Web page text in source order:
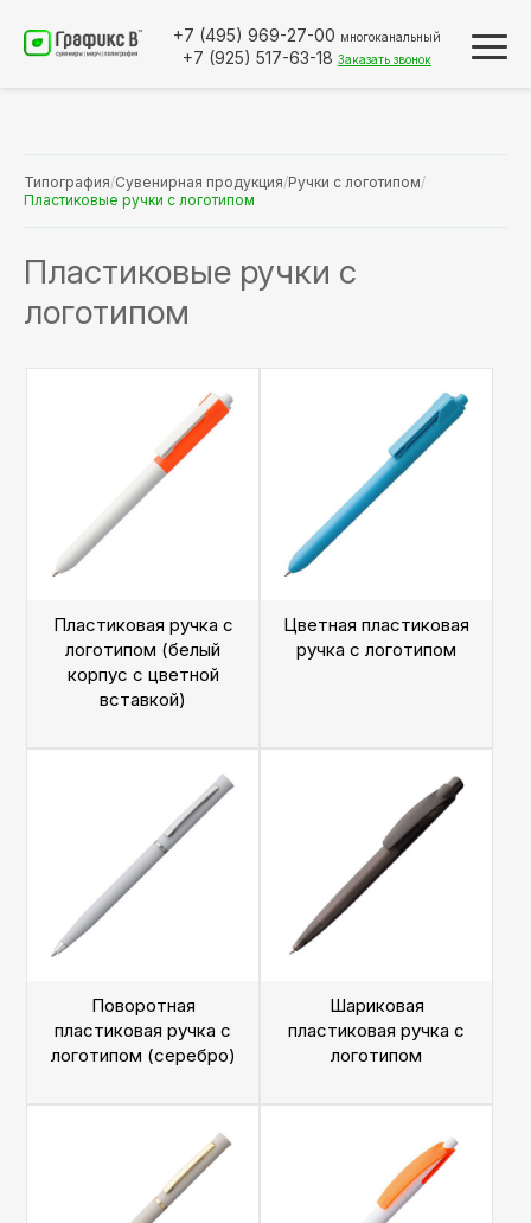
+7 (495) 969-27-00 многоканальный
+7 (925) 517-63-18 Заказать звонок
Типография/Сувенирная продукция/Ручки с логотипом/
Пластиковые ручки с логотипом
Пластиковые ручки с
логотипом
Пластиковая ручка с
логотипом (белый
корпус с цветной
вставкой)
Цветная пластиковая
ручка с логотипом
Поворотная
пластиковая ручка с
логотипом (серебро)
Шариковая
пластиковая ручка с
логотипом